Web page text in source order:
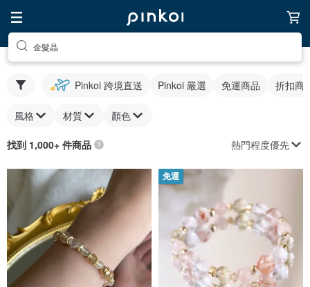
金髮晶
Pinkoi 跨境直送 Pinkoi 嚴選 免運商品 折扣商
風格 材質 顏色
找到 1,000+ 件商品 熱門程度優先
免運